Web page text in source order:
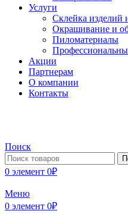
Услуги
Склейка изделий
Окрашивание и
Пиломатериалы
Акции
Партнерам
О компании
Контакты
Поиск
0 элемент 0₽
Меню
0 элемент 0₽